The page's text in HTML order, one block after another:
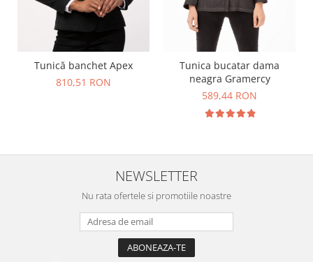
Tunică banchet Apex
810,51 RON
Tunica bucatar dama
neagra Gramercy
589,44 RON
NEWSLETTER
Nu rata ofertele si promotiile noastre